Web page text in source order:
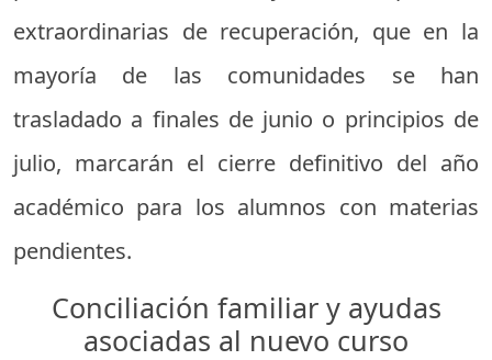
extraordinarias de recuperación, que en la
mayoría de las comunidades se han
trasladado a finales de junio o principios de
julio, marcarán el cierre definitivo del año
académico para los alumnos con materias
pendientes.
Conciliación familiar y ayudas
asociadas al nuevo curso